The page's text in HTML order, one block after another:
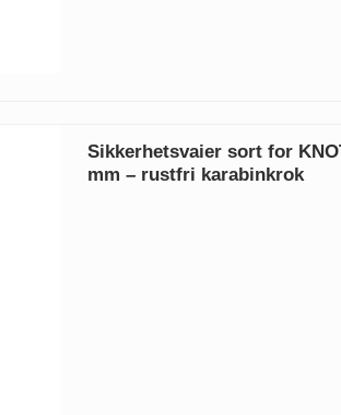
Sikkerhetsvaier sort for
mm – rustfri karabinkrok